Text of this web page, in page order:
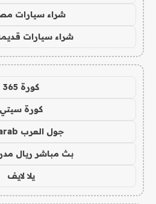
شراء سيارات
شراء سيارات
كورة 365
كورة سيتي
جول العرب goalarab
بث مباشر ريال
يلا لايف